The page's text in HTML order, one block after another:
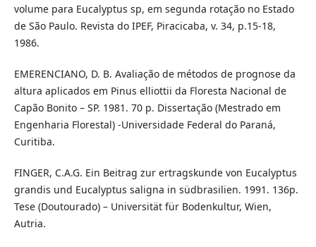
volume para Eucalyptus sp, em segunda rotação no Estado
de São Paulo. Revista do IPEF, Piracicaba, v. 34, p.15-18,
1986.
EMERENCIANO, D. B. Avaliação de métodos de prognose da
altura aplicados em Pinus elliottii da Floresta Nacional de
Capão Bonito – SP. 1981. 70 p. Dissertação (Mestrado em
Engenharia Florestal) -Universidade Federal do Paraná,
Curitiba.
FINGER, C.A.G. Ein Beitrag zur ertragskunde von Eucalyptus
grandis und Eucalyptus saligna in südbrasilien. 1991. 136p.
Tese (Doutourado) – Universität für Bodenkultur, Wien,
Autria.